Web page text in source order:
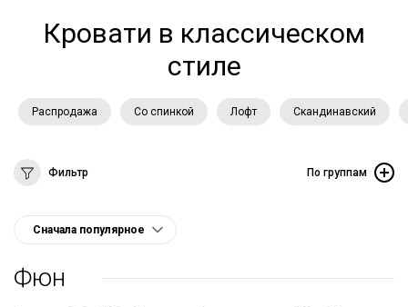
Кровати в классическом
стиле
Распродажа Со спинкой Лофт Скандинавский
Фильтр По группам
Фюн